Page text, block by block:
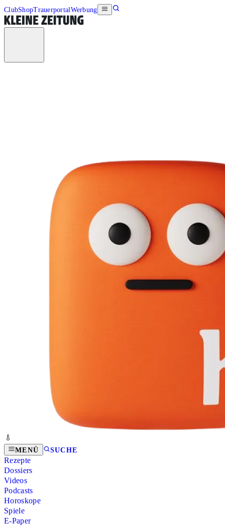
ClubShopTrauerportalWerbung
MENÜ SUCHE
Rezepte
Dossiers
Videos
Podcasts
Horoskope
Spiele
E-Paper